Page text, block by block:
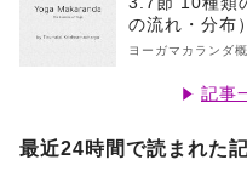
の流れ・分布）
ヨーガマカラン
記事
最近24時間で読まれた